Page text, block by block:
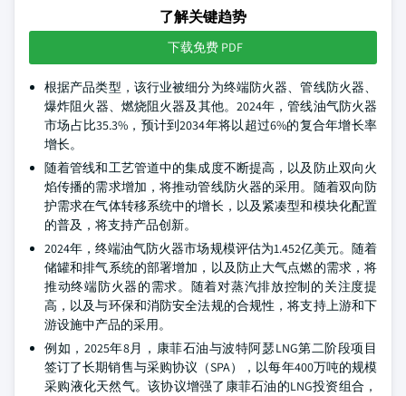
了解关键趋势
下载免费 PDF
根据产品类型，该行业被细分为终端防火器、管线防火器、
爆炸阻火器、燃烧阻火器及其他。2024年，管线油气防火器
市场占比35.3%，预计到2034年将以超过6%的复合年增长率
增长。
随着管线和工艺管道中的集成度不断提高，以及防止双向火
焰传播的需求增加，将推动管线防火器的采用。随着双向防
护需求在气体转移系统中的增长，以及紧凑型和模块化配置
的普及，将支持产品创新。
2024年，终端油气防火器市场规模评估为1.452亿美元。随着
储罐和排气系统的部署增加，以及防止大气点燃的需求，将
推动终端防火器的需求。随着对蒸汽排放控制的关注度提
高，以及与环保和消防安全法规的合规性，将支持上游和下
游设施中产品的采用。
例如，2025年8月，康菲石油与波特阿瑟LNG第二阶段项目
签订了长期销售与采购协议（SPA），以每年400万吨的规模
采购液化天然气。该协议增强了康菲石油的LNG投资组合，